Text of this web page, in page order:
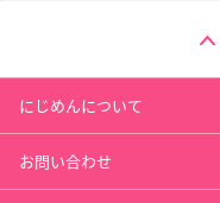
にじめんについて
お問い合わせ